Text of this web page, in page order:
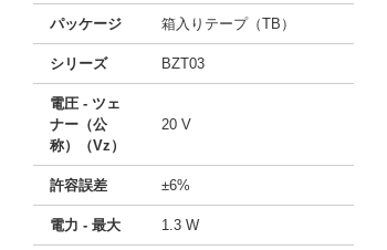
パッケージ 箱入りテープ（TB）
シリーズ BZT03
電圧 - ツェ
ナー（公
称）（Vz）
20 V
許容誤差 ±6%
電力 - 最大 1.3 W